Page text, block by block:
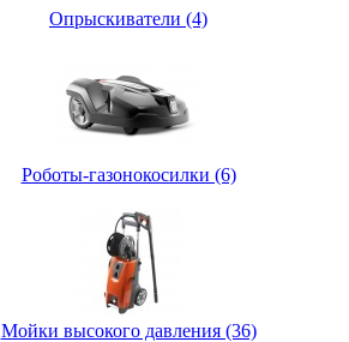
Опрыскиватели (4)
Роботы-газонокосилки (6)
Мойки высокого давления (36)